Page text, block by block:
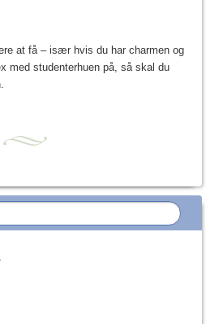
at få – især hvis du har charmen og
med studenterhuen på, så skal du